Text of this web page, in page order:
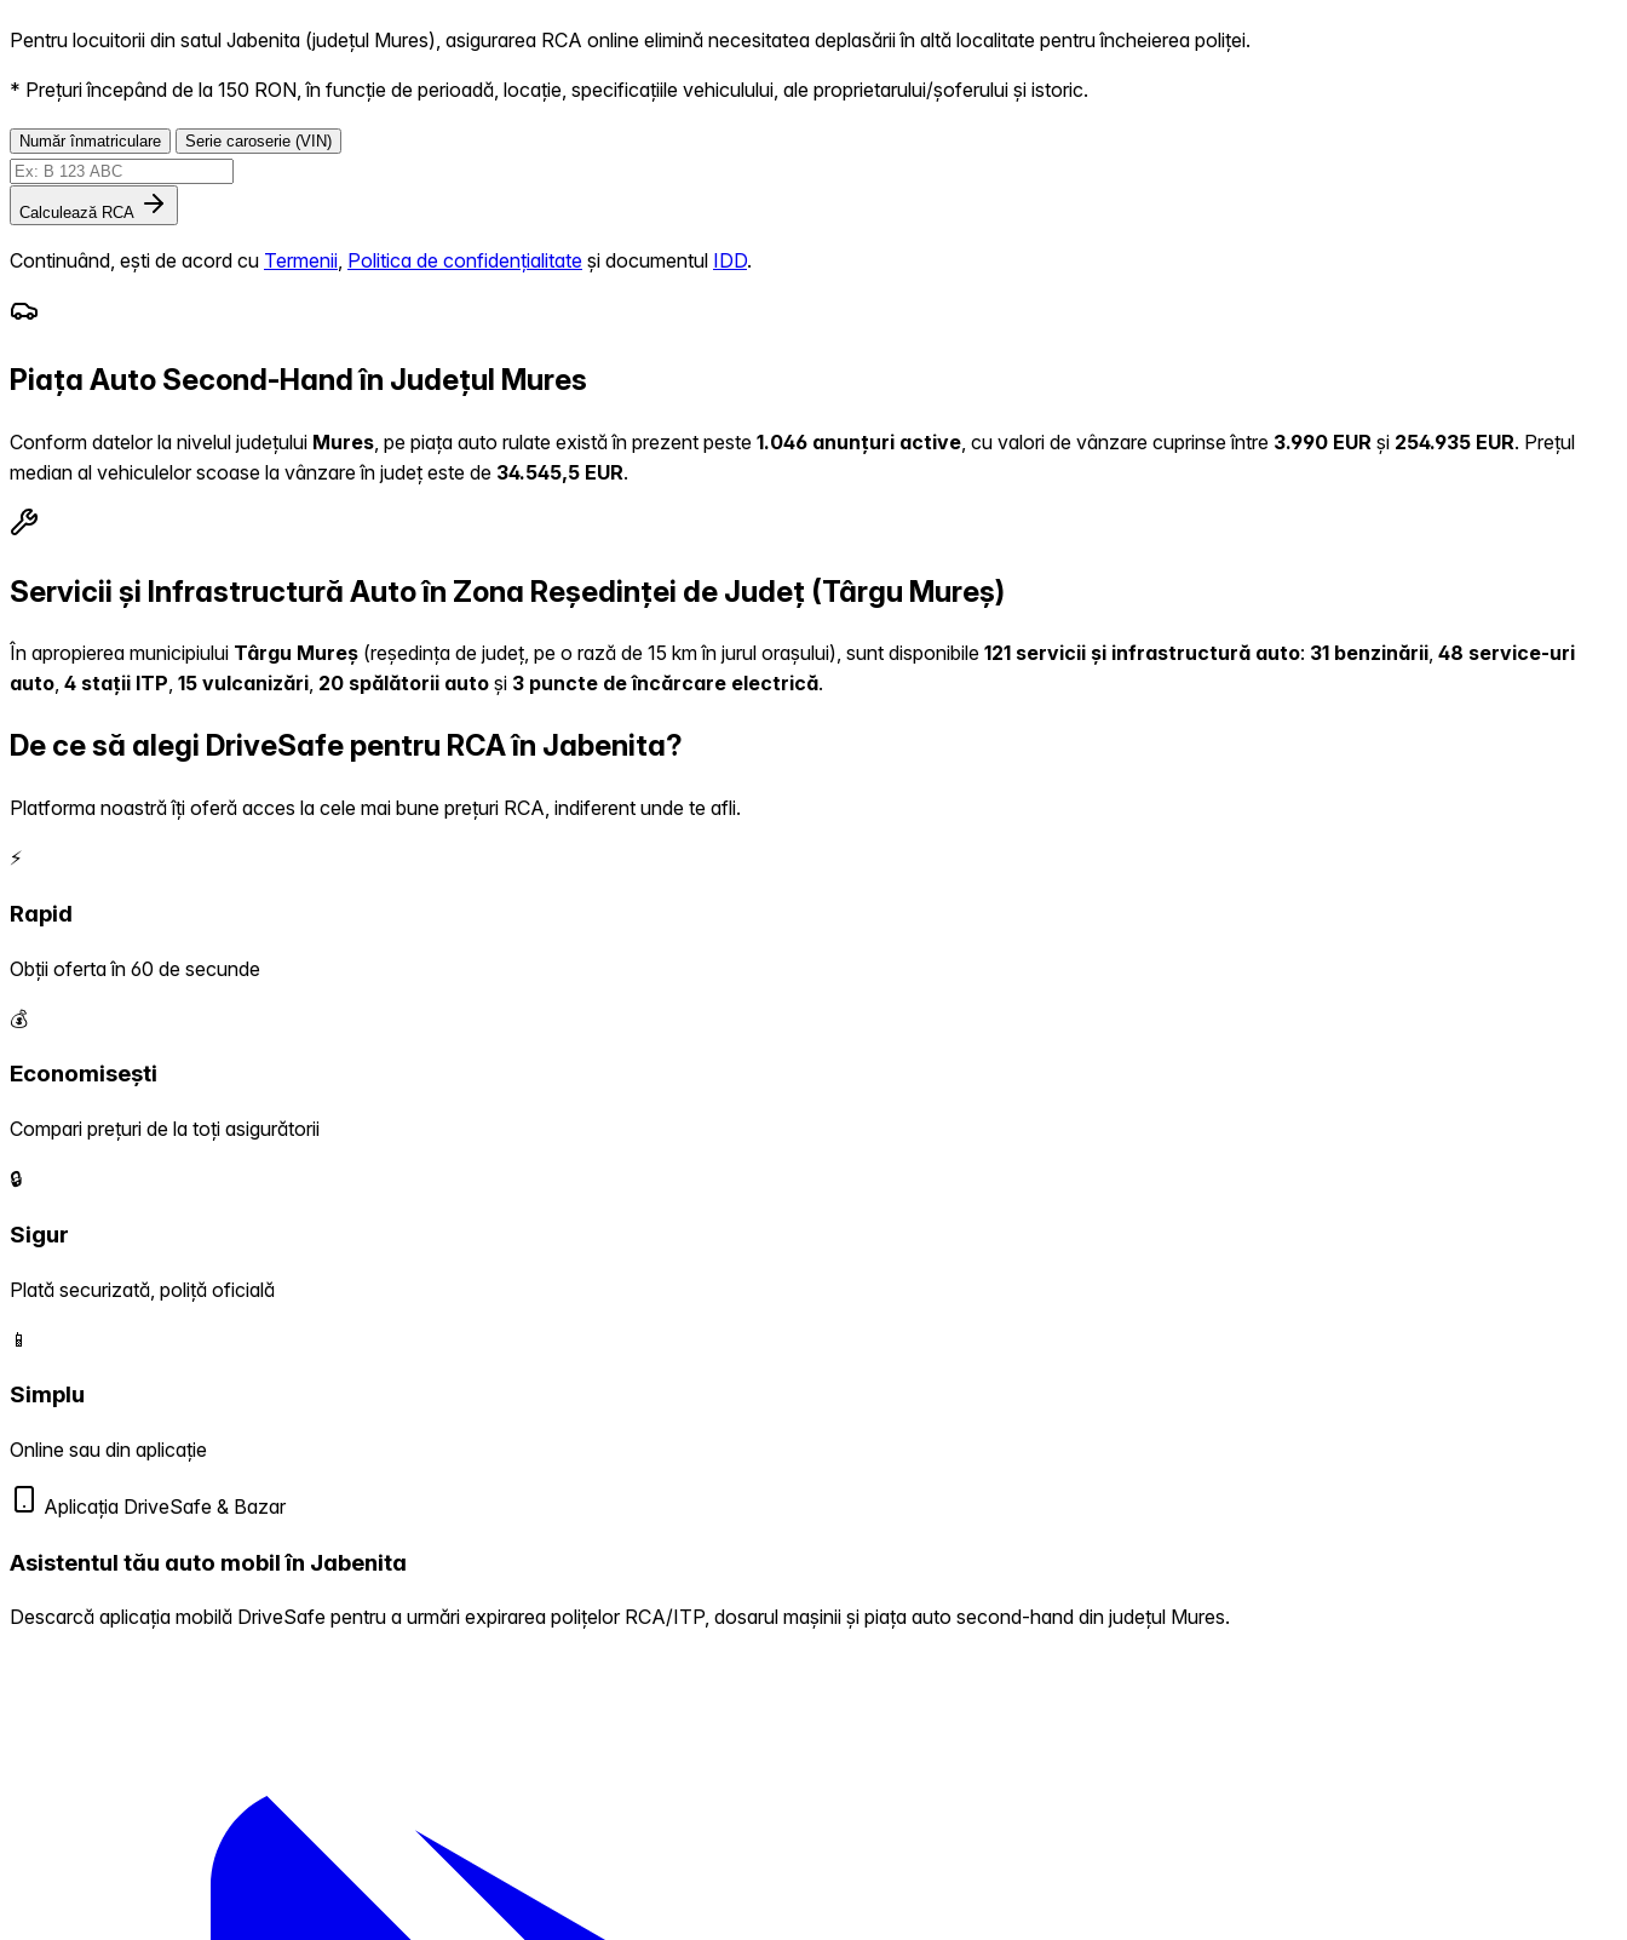
Pentru locuitorii din satul Jabenita (județul Mures), asigurarea RCA online elimină necesitatea deplasării în altă localitate pentru încheierea poliței.
* Prețuri începând de la 150 RON, în funcție de perioadă, locație, specificațiile vehiculului, ale proprietarului/șoferului și istoric.
Număr înmatriculare Serie caroserie (VIN)
Calculează RCA
Continuând, ești de acord cu Termenii Politica de confidențialitate și documentul IDD.
Piața Auto Second-Hand în Județul Mures
Conform datelor la nivelul județului Mures , pe piața auto rulate există în prezent peste 1.046 anunțuri active , cu valori de vânzare cuprinse între 3.990 EUR și 254.935 EUR. Prețul
median al vehiculelor scoase la vânzare în județ este de 34.545,5 EUR.
Servicii și Infrastructură Auto în Zona Reședinței de Județ (Târgu Mureș)
În apropierea municipiului Târgu Mureș (reședința de județ, pe o rază de 15 km în jurul orașului), sunt disponibile 121 servicii și infrastructură auto: 31 benzinării, 48 service-uri
auto, 4 stații ITP, 15 vulcanizări, 20 spălătorii auto și 3 puncte de încărcare electrică.
De ce să alegi DriveSafe pentru RCA în Jabenita?
Platforma noastră îți oferă acces la cele mai bune prețuri RCA, indiferent unde te afli.
⚡
Rapid
Obții oferta în 60 de secunde
💰
Economisești
Compari prețuri de la toți asigurătorii
🔒
Sigur
Plată securizată, poliță oficială
📱
Simplu
Online sau din aplicație
Aplicația DriveSafe & Bazar
Asistentul tău auto mobil în Jabenita
Descarcă aplicația mobilă DriveSafe pentru a urmări expirarea polițelor RCA/ITP, dosarul mașinii și piața auto second-hand din județul Mures.